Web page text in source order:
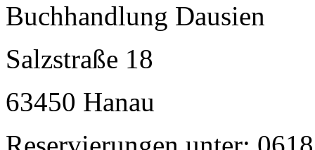
Buchhandlung Dausien
Salzstraße 18
63450 Hanau